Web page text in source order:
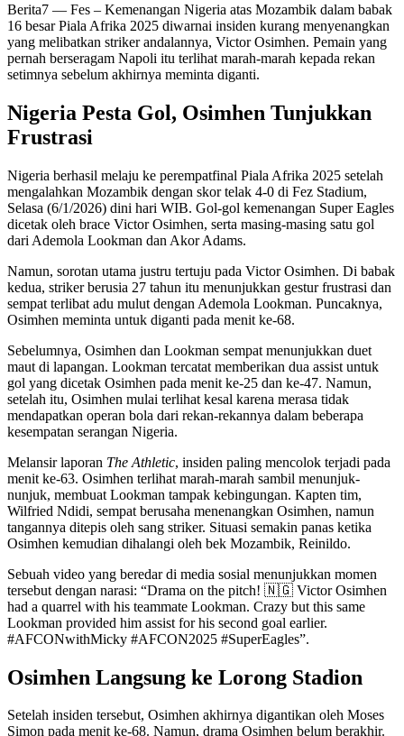
Berita7 — Fes – Kemenangan Nigeria atas Mozambik dalam babak
16 besar Piala Afrika 2025 diwarnai insiden kurang menyenangkan
yang melibatkan striker andalannya, Victor Osimhen. Pemain yang
pernah berseragam Napoli itu terlihat marah-marah kepada rekan
setimnya sebelum akhirnya meminta diganti.
Nigeria Pesta Gol, Osimhen Tunjukkan
Frustrasi
Nigeria berhasil melaju ke perempatfinal Piala Afrika 2025 setelah
mengalahkan Mozambik dengan skor telak 4-0 di Fez Stadium,
Selasa (6/1/2026) dini hari WIB. Gol-gol kemenangan Super Eagles
dicetak oleh brace Victor Osimhen, serta masing-masing satu gol
dari Ademola Lookman dan Akor Adams.
Namun, sorotan utama justru tertuju pada Victor Osimhen. Di babak
kedua, striker berusia 27 tahun itu menunjukkan gestur frustrasi dan
sempat terlibat adu mulut dengan Ademola Lookman. Puncaknya,
Osimhen meminta untuk diganti pada menit ke-68.
Sebelumnya, Osimhen dan Lookman sempat menunjukkan duet
maut di lapangan. Lookman tercatat memberikan dua assist untuk
gol yang dicetak Osimhen pada menit ke-25 dan ke-47. Namun,
setelah itu, Osimhen mulai terlihat kesal karena merasa tidak
mendapatkan operan bola dari rekan-rekannya dalam beberapa
kesempatan serangan Nigeria.
Melansir laporan The Athletic, insiden paling mencolok terjadi pada
menit ke-63. Osimhen terlihat marah-marah sambil menunjuk-
nunjuk, membuat Lookman tampak kebingungan. Kapten tim,
Wilfried Ndidi, sempat berusaha menenangkan Osimhen, namun
tangannya ditepis oleh sang striker. Situasi semakin panas ketika
Osimhen kemudian dihalangi oleh bek Mozambik, Reinildo.
Sebuah video yang beredar di media sosial menunjukkan momen
tersebut dengan narasi: “Drama on the pitch! 🇳🇬 Victor Osimhen
had a quarrel with his teammate Lookman. Crazy but this same
Lookman provided him assist for his second goal earlier.
#AFCONwithMicky #AFCON2025 #SuperEagles”.
Osimhen Langsung ke Lorong Stadion
Setelah insiden tersebut, Osimhen akhirnya digantikan oleh Moses
Simon pada menit ke-68. Namun, drama Osimhen belum berakhir.